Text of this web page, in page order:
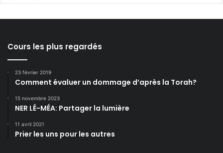
Cours les plus regardés
23 février 2019
Comment évaluer un dommage d’après la Torah?
15 novembre 2023
NER LÉ-MÉA: Partager la lumière
11 avril 2021
Prier les uns pour les autres